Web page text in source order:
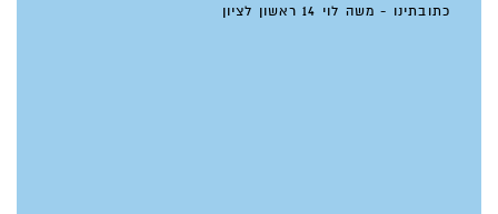
כתובתינו - משה לוי 14 ראשון לציון